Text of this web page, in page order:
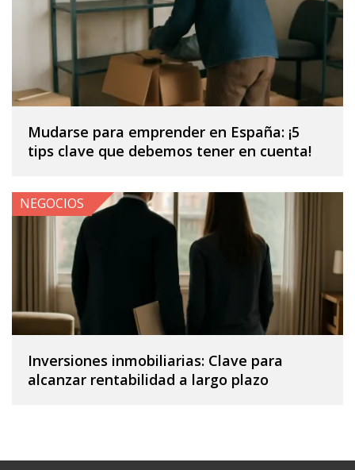
Mudarse para emprender en España: ¡5
tips clave que debemos tener en cuenta!
Inversiones inmobiliarias: Clave para
alcanzar rentabilidad a largo plazo
NEGOCIOS